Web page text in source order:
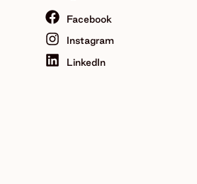
Facebook
Instagram
LinkedIn